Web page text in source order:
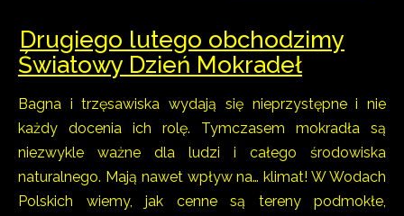
Drugiego lutego obchodzimy
Światowy Dzień Mokradeł
Bagna i trzęsawiska wydają się nieprzystępne i nie
każdy docenia ich rolę. Tymczasem mokradła są
niezwykle ważne dla ludzi i całego środowiska
naturalnego. Mają nawet wpływ na… klimat! W Wodach
Polskich wiemy, jak cenne są tereny podmokłe,